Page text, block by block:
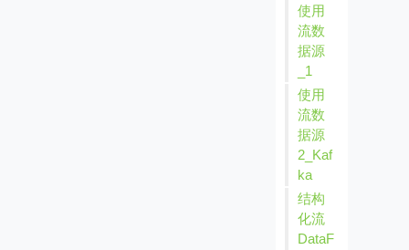
使用
流数
据源
_1
使用
流数
据源
2_Kaf
ka
结构
化流
DataF